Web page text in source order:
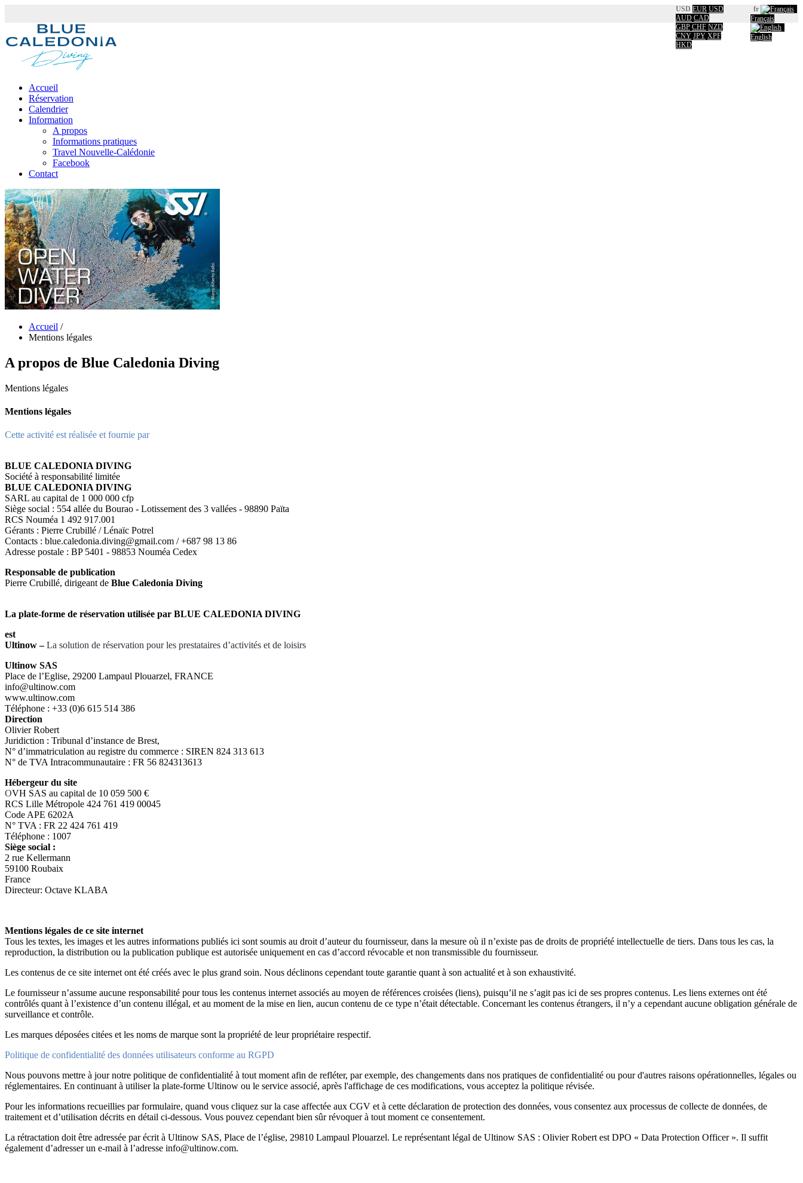
fr
Français
English
USD EUR USD
AUD CAD
GBP CHF NZD
CNY JPY XPF
HKD
Accueil
Réservation
Calendrier
Information
A propos
Informations pratiques
Travel Nouvelle-Calédonie
Facebook
Contact
Accueil /
Mentions légales
A propos de Blue Caledonia Diving
Mentions légales
Mentions légales
Cette activité est réalisée et fournie par
BLUE CALEDONIA DIVING
Société à responsabilité limitée
BLUE CALEDONIA DIVING
SARL au capital de 1 000 000 cfp
Siège social : 554 allée du Bourao - Lotissement des 3 vallées - 98890 Païta
RCS Nouméa 1 492 917.001
Gérants : Pierre Crubillé / Lénaïc Potrel
Contacts : blue.caledonia.diving@gmail.com / +687 98 13 86
Adresse postale : BP 5401 - 98853 Nouméa Cedex
Responsable de publication
Pierre Crubillé, dirigeant de Blue Caledonia Diving
La plate-forme de réservation utilisée par BLUE CALEDONIA DIVING
est
Ultinow –La solution de réservation pour les prestataires d’activités et de loisirs
Ultinow SAS
Place de l’Eglise, 29200 Lampaul Plouarzel, FRANCE
info@ultinow.com
www.ultinow.com
Téléphone : +33 (0)6 615 514 386
Direction
Olivier Robert
Juridiction : Tribunal d’instance de Brest,
N° d’immatriculation au registre du commerce : SIREN 824 313 613
N° de TVA Intracommunautaire : FR 56 824313613
Hébergeur du site
OVH SAS au capital de 10 059 500 €
RCS Lille Métropole 424 761 419 00045
Code APE 6202A
N° TVA : FR 22 424 761 419
Téléphone : 1007
Siège social :
2 rue Kellermann
59100 Roubaix
France
Directeur: Octave KLABA
Mentions légales de ce site internet
Tous les textes, les images et les autres informations publiés ici sont soumis au droit d’auteur du fournisseur, dans la mesure où il n’existe pas de droits de propriété intellectuelle de tiers. Dans tous les cas, la
reproduction, la distribution ou la publication publique est autorisée uniquement en cas d’accord révocable et non transmissible du fournisseur.
Les contenus de ce site internet ont été créés avec le plus grand soin. Nous déclinons cependant toute garantie quant à son actualité et à son exhaustivité.
Le fournisseur n’assume aucune responsabilité pour tous les contenus internet associés au moyen de références croisées (liens), puisqu’il ne s’agit pas ici de ses propres contenus. Les liens externes ont été
contrôlés quant à l’existence d’un contenu illégal, et au moment de la mise en lien, aucun contenu de ce type n’était détectable. Concernant les contenus étrangers, il n’y a cependant aucune obligation générale de
surveillance et contrôle.
Les marques déposées citées et les noms de marque sont la propriété de leur propriétaire respectif.
Politique de confidentialité des données utilisateurs conforme au RGPD
Nous pouvons mettre à jour notre politique de confidentialité à tout moment afin de refléter, par exemple, des changements dans nos pratiques de confidentialité ou pour d'autres raisons opérationnelles, légales ou
réglementaires. En continuant à utiliser la plate-forme Ultinow ou le service associé, après l'affichage de ces modifications, vous acceptez la politique révisée.
Pour les informations recueillies par formulaire, quand vous cliquez sur la case affectée aux CGV et à cette déclaration de protection des données, vous consentez aux processus de collecte de données, de
traitement et d’utilisation décrits en détail ci-dessous. Vous pouvez cependant bien sûr révoquer à tout moment ce consentement.
La rétractation doit être adressée par écrit à Ultinow SAS, Place de l’église, 29810 Lampaul Plouarzel. Le représentant légal de Ultinow SAS : Olivier Robert est DPO « Data Protection Officer ». Il suffit
également d’adresser un e-mail à l’adresse info@ultinow.com.